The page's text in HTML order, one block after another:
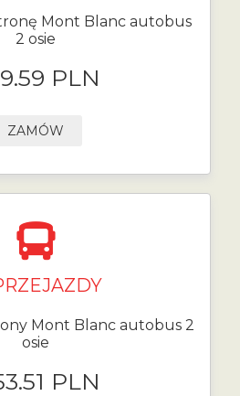
Mont Blanc autobus
2 osie
PLN
ZAMÓW
Mont Blanc autobus 2
osie
PLN